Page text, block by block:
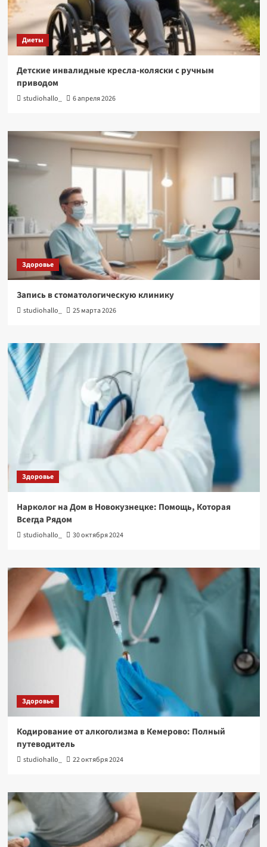
Диеты
Детские инвалидные кресла-коляски с ручным
приводом
studiohallo_ 6 апреля 2026
Здоровье
Запись в стоматологическую клинику
studiohallo_ 25 марта 2026
Здоровье
Нарколог на Дом в Новокузнецке: Помощь, Которая
Всегда Рядом
studiohallo_ 30 октября 2024
Здоровье
Кодирование от алкоголизма в Кемерово: Полный
путеводитель
studiohallo_ 22 октября 2024